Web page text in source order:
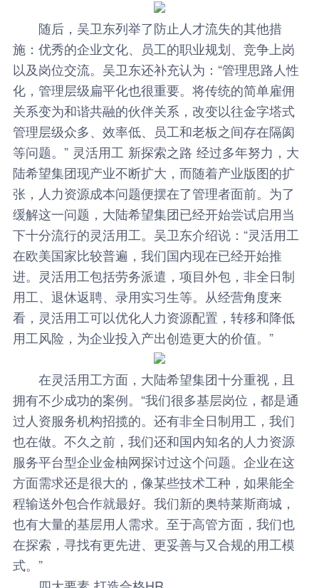
随后，吴卫东列举了防止人才流失的其他措
施：优秀的企业文化、员工的职业规划、竞争上岗
以及岗位交流。吴卫东还补充认为：“管理思路人性
化，管理层级扁平化也很重要。将传统的简单雇佣
关系变为和谐共融的伙伴关系，改变以往金字塔式
管理层级众多、效率低、员工和老板之间存在隔阂
等问题。” 灵活用工 新探索之路 经过多年努力，大
陆希望集团现产业不断扩大，而随着产业版图的扩
张，人力资源成本问题便摆在了管理者面前。为了
缓解这一问题，大陆希望集团已经开始尝试启用当
下十分流行的灵活用工。吴卫东介绍说：“灵活用工
在欧美国家比较普遍，我们国内现在已经开始推
进。灵活用工包括劳务派遣，项目外包，非全日制
用工、退休返聘、录用实习生等。从经营角度来
看，灵活用工可以优化人力资源配置，转移和降低
用工风险，为企业投入产出创造更大的价值。”
在灵活用工方面，大陆希望集团十分重视，且
拥有不少成功的案例。“我们很多基层岗位，都是通
过人资服务机构招揽的。还有非全日制用工，我们
也在做。不久之前，我们还和国内知名的人力资源
服务平台型企业金柚网探讨过这个问题。企业在这
方面需求还是很大的，像某些技术工种，如果能全
程输送外包合作就最好。我们新的奥特莱斯商城，
也有大量的基层用人需求。至于高管方面，我们也
在探索，寻找有更先进、更妥善与又合规的用工模
式。”